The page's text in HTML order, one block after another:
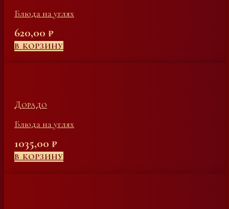
Блюда на углях
620,00 ₽
В КОРЗИНУ
Дорадо
Блюда на углях
1035,00 ₽
В КОРЗИНУ